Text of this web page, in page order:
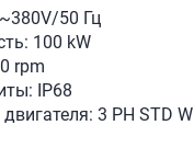
50 Гц
100 kW
rpm
IP68
3 PH STD W